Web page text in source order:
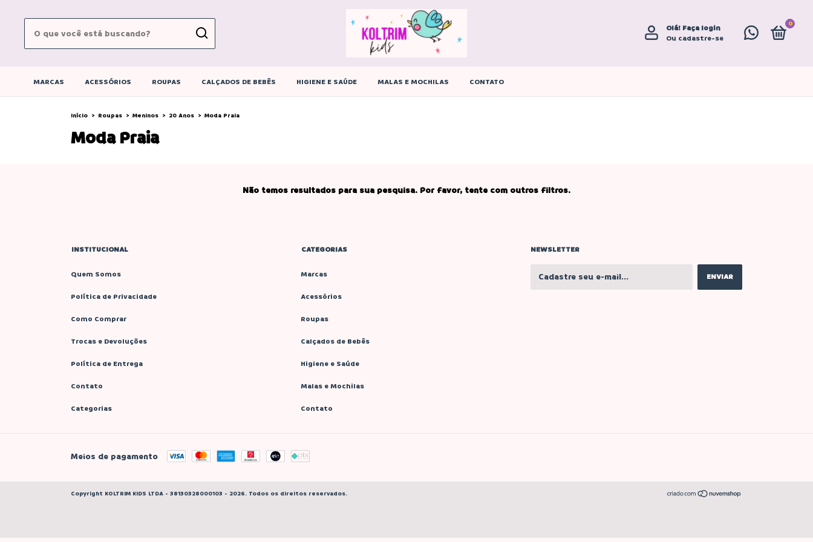
Olá! Faça login
Ou cadastre-se
0
MARCAS ACESSÓRIOS ROUPAS CALÇADOS DE BEBÊS HIGIENE E SAÚDE MALAS E MOCHILAS CONTATO
Início > Roupas > Meninos > 20 Anos > Moda Praia
Moda Praia
Não temos resultados para sua pesquisa. Por favor, tente com outros filtros.
INSTITUCIONAL
Quem Somos
Política de Privacidade
Como Comprar
Trocas e Devoluções
Política de Entrega
Contato
Categorias
CATEGORIAS
Marcas
Acessórios
Roupas
Calçados de Bebês
Higiene e Saúde
Malas e Mochilas
Contato
NEWSLETTER
Meios de pagamento
Copyright KOLTRIM KIDS LTDA - 38130328000103 - 2026. Todos os direitos reservados.